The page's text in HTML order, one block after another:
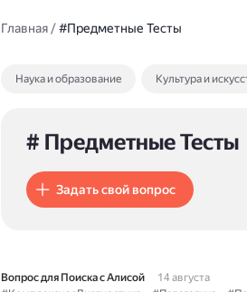
Главная/#Предметные Тесты
Наука и образование Культура и
# Предметные Тесты
Задать свой вопрос
Вопрос для Поиска с Алисой
14 августа